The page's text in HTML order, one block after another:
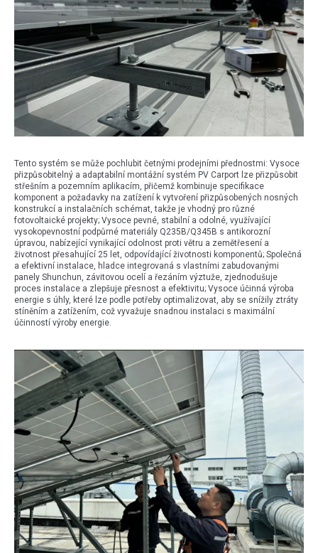
Tento systém se může pochlubit četnými prodejními přednostmi: Vysoce
přizpůsobitelný a adaptabilní montážní systém PV Carport lze přizpůsobit
střešním a pozemním aplikacím, přičemž kombinuje specifikace
komponent a požadavky na zatížení k vytvoření přizpůsobených nosných
konstrukcí a instalačních schémat, takže je vhodný pro různé
fotovoltaické projekty; Vysoce pevné, stabilní a odolné, využívající
vysokopevnostní podpůrné materiály Q235B/Q345B s antikorozní
úpravou, nabízející vynikající odolnost proti větru a zemětřesení a
životnost přesahující 25 let, odpovídající životnosti komponentů; Společná
a efektivní instalace, hladce integrovaná s vlastními zabudovanými
panely Shunchun, závitovou ocelí a řezáním výztuže, zjednodušuje
proces instalace a zlepšuje přesnost a efektivitu; Vysoce účinná výroba
energie s úhly, které lze podle potřeby optimalizovat, aby se snížily ztráty
stíněním a zatížením, což vyvažuje snadnou instalaci s maximální
účinností výroby energie.